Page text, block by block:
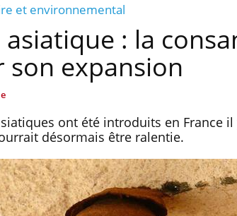
et environnemental
asiatique : la
son expansion
ont été introduits en France
désormais être ralentie.